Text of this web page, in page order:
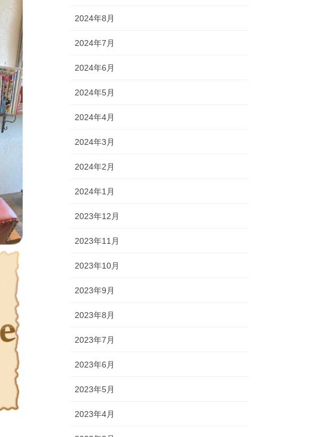
2024年8月
2024年7月
2024年6月
2024年5月
2024年4月
2024年3月
2024年2月
2024年1月
2023年12月
2023年11月
2023年10月
2023年9月
2023年8月
2023年7月
2023年6月
2023年5月
2023年4月